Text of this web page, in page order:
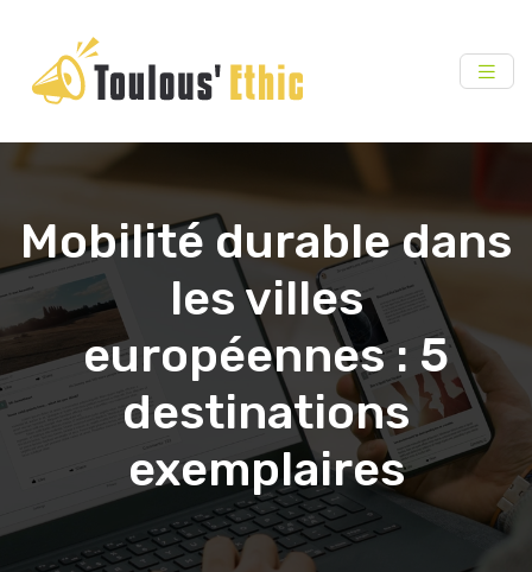
Mobilité durable dans
les villes
européennes : 5
destinations
exemplaires